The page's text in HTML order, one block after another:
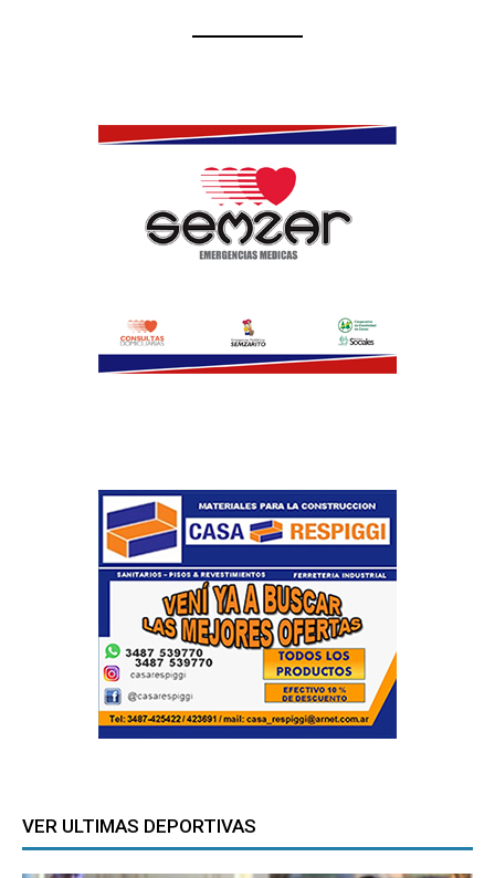
VER ULTIMAS DEPORTIVAS